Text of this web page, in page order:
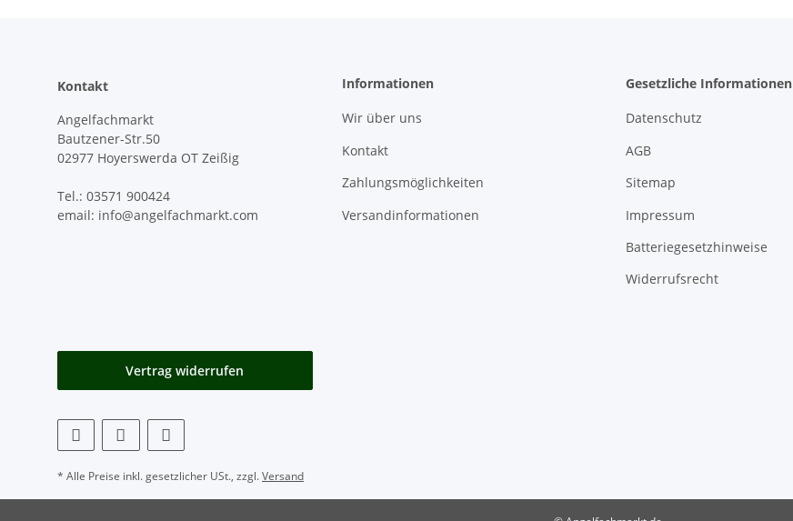
Kontakt
Angelfachmarkt
Bautzener-Str.50
02977 Hoyerswerda OT Zeißig
Tel.: 03571 900424
email: info@angelfachmarkt.com
Informationen
Wir über uns
Kontakt
Zahlungsmöglichkeiten
Versandinformationen
Gesetzliche Informationen
Datenschutz
AGB
Sitemap
Impressum
Batteriegesetzhinweise
Widerrufsrecht
Vertrag widerrufen
* Alle Preise inkl. gesetzlicher USt., zzgl.Versand